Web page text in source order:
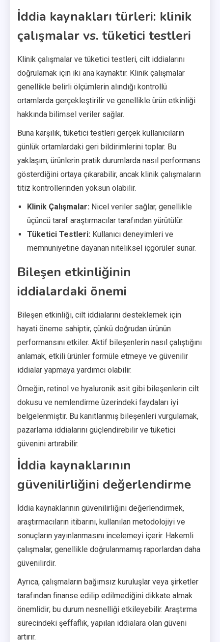
İddia kaynakları türleri: klinik
çalışmalar vs. tüketici testleri
Klinik çalışmalar ve tüketici testleri, cilt iddialarını
doğrulamak için iki ana kaynaktır. Klinik çalışmalar
genellikle belirli ölçümlerin alındığı kontrollü
ortamlarda gerçekleştirilir ve genellikle ürün etkinliği
hakkında bilimsel veriler sağlar.
Buna karşılık, tüketici testleri gerçek kullanıcıların
günlük ortamlardaki geri bildirimlerini toplar. Bu
yaklaşım, ürünlerin pratik durumlarda nasıl performans
gösterdiğini ortaya çıkarabilir, ancak klinik çalışmaların
titiz kontrollerinden yoksun olabilir.
Klinik Çalışmalar: Nicel veriler sağlar, genellikle
üçüncü taraf araştırmacılar tarafından yürütülür.
Tüketici Testleri: Kullanıcı deneyimleri ve
memnuniyetine dayanan niteliksel içgörüler sunar.
Bileşen etkinliğinin
iddialardaki önemi
Bileşen etkinliği, cilt iddialarını desteklemek için
hayati öneme sahiptir, çünkü doğrudan ürünün
performansını etkiler. Aktif bileşenlerin nasıl çalıştığını
anlamak, etkili ürünler formüle etmeye ve güvenilir
iddialar yapmaya yardımcı olabilir.
Örneğin, retinol ve hyaluronik asit gibi bileşenlerin cilt
dokusu ve nemlendirme üzerindeki faydaları iyi
belgelenmiştir. Bu kanıtlanmış bileşenleri vurgulamak,
pazarlama iddialarını güçlendirebilir ve tüketici
güvenini artırabilir.
İddia kaynaklarının
güvenilirliğini değerlendirme
İddia kaynaklarının güvenilirliğini değerlendirmek,
araştırmacıların itibarını, kullanılan metodolojiyi ve
sonuçların yayınlanmasını incelemeyi içerir. Hakemli
çalışmalar, genellikle doğrulanmamış raporlardan daha
güvenilirdir.
Ayrıca, çalışmaların bağımsız kuruluşlar veya şirketler
tarafından finanse edilip edilmediğini dikkate almak
önemlidir; bu durum nesnelliği etkileyebilir. Araştırma
sürecindeki şeffaflık, yapılan iddialara olan güveni
artırır.